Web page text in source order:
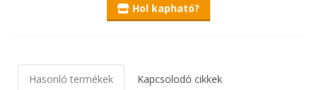
Hol kapható?
Hasonló termékek Kapcsolodó cikkek